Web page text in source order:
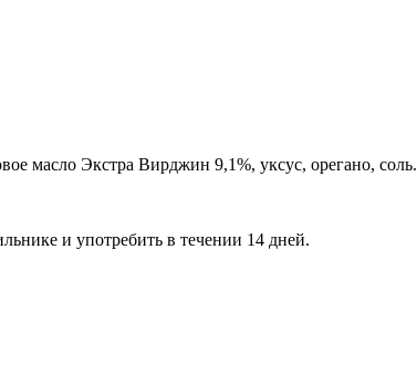
масло Экстра Вирджин 9,1%, уксус, орегано, соль.
и употребить в течении 14 дней.